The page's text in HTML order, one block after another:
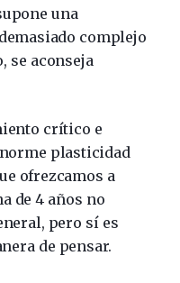
una
complejo
se aconseja
crítico e
plasticidad
ofrezcamos a
de 4 años no
pero sí es
de pensar.